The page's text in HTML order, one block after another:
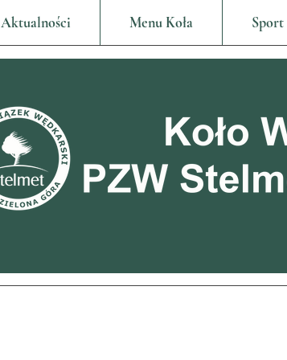
Aktualności Menu Koła